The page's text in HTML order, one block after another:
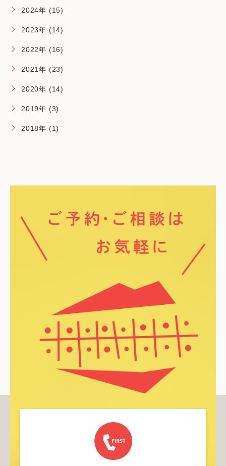
2024年 (15)
2023年 (14)
2022年 (16)
2021年 (23)
2020年 (14)
2019年 (3)
2018年 (1)